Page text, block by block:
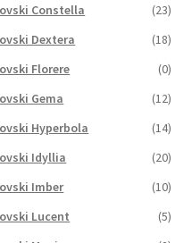
Constella
(23)
Dextera
(18)
Florere
(0)
Gema
(12)
Hyperbola
(14)
Idyllia
(20)
Imber
(10)
Lucent
(5)